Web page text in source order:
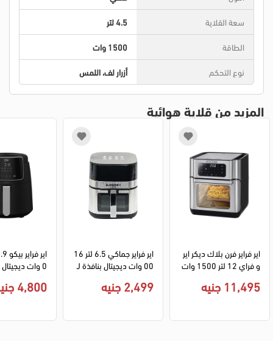
سعة القلاية
4.5 لتر
الطاقة
1500 وات
نوع التحكم
أزرار لف، اللمس
المزيد من قلاية هوائية
اير فراير فرن بلاك ديكر اير
ر (ضمان انسيا)
11,495 جنيه
اير فراير جماكي 6.5 لتر 16
00 وات ديجيتال بنافذة J
2,499 جنيه 4,800 جنيه